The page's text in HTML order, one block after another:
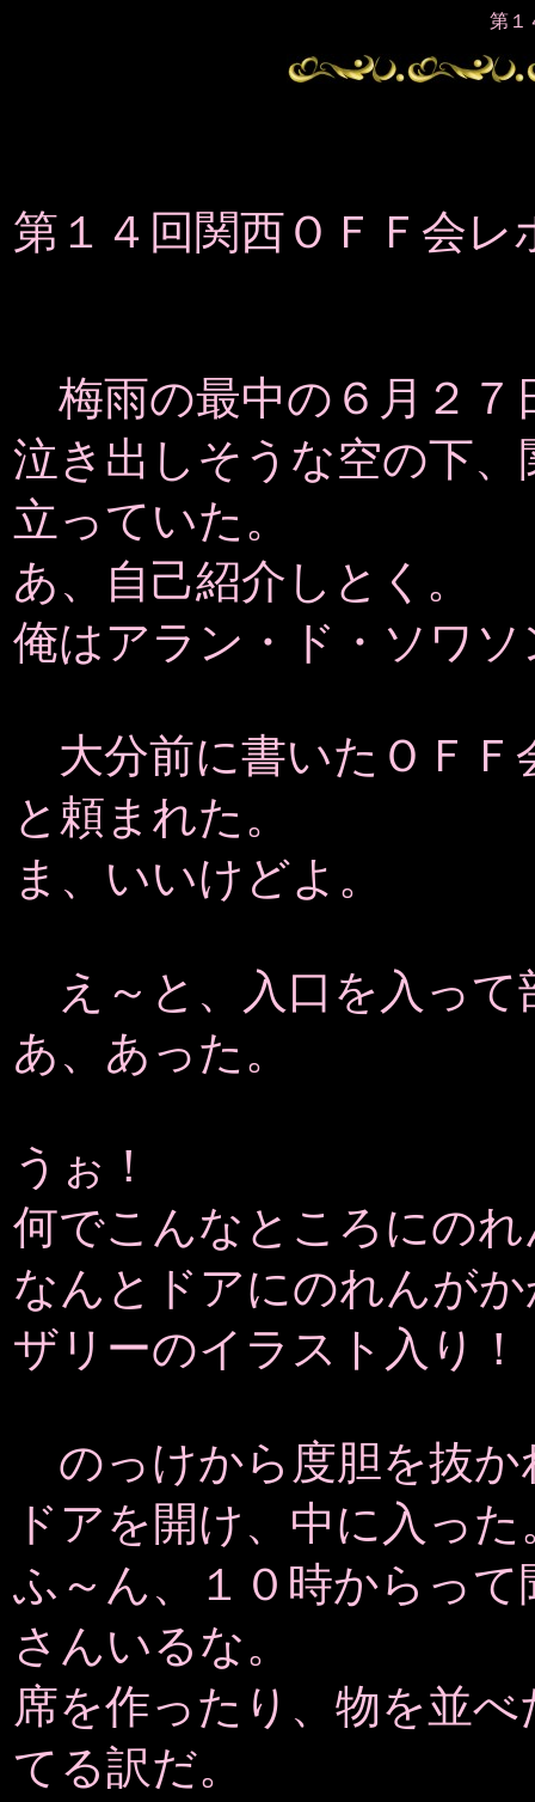
第１
第１４回関西ＯＦＦ会レ
梅雨の最中の６月２７
泣き出しそうな空の下
立っていた。
あ、自己紹介しとく。
俺はアラン・ド・ソワ
大分前に書いたＯＦＦ
と頼まれた。
ま、いいけどよ。
え～と、入口を入って
あ、あった。
うぉ！
何でこんなところにの
なんとドアにのれんが
ザリーのイラスト入り！
のっけから度胆を抜か
ドアを開け、中に入った
ふ～ん、１０時からっ
さんいるな。
席を作ったり、物を並
てる訳だ。